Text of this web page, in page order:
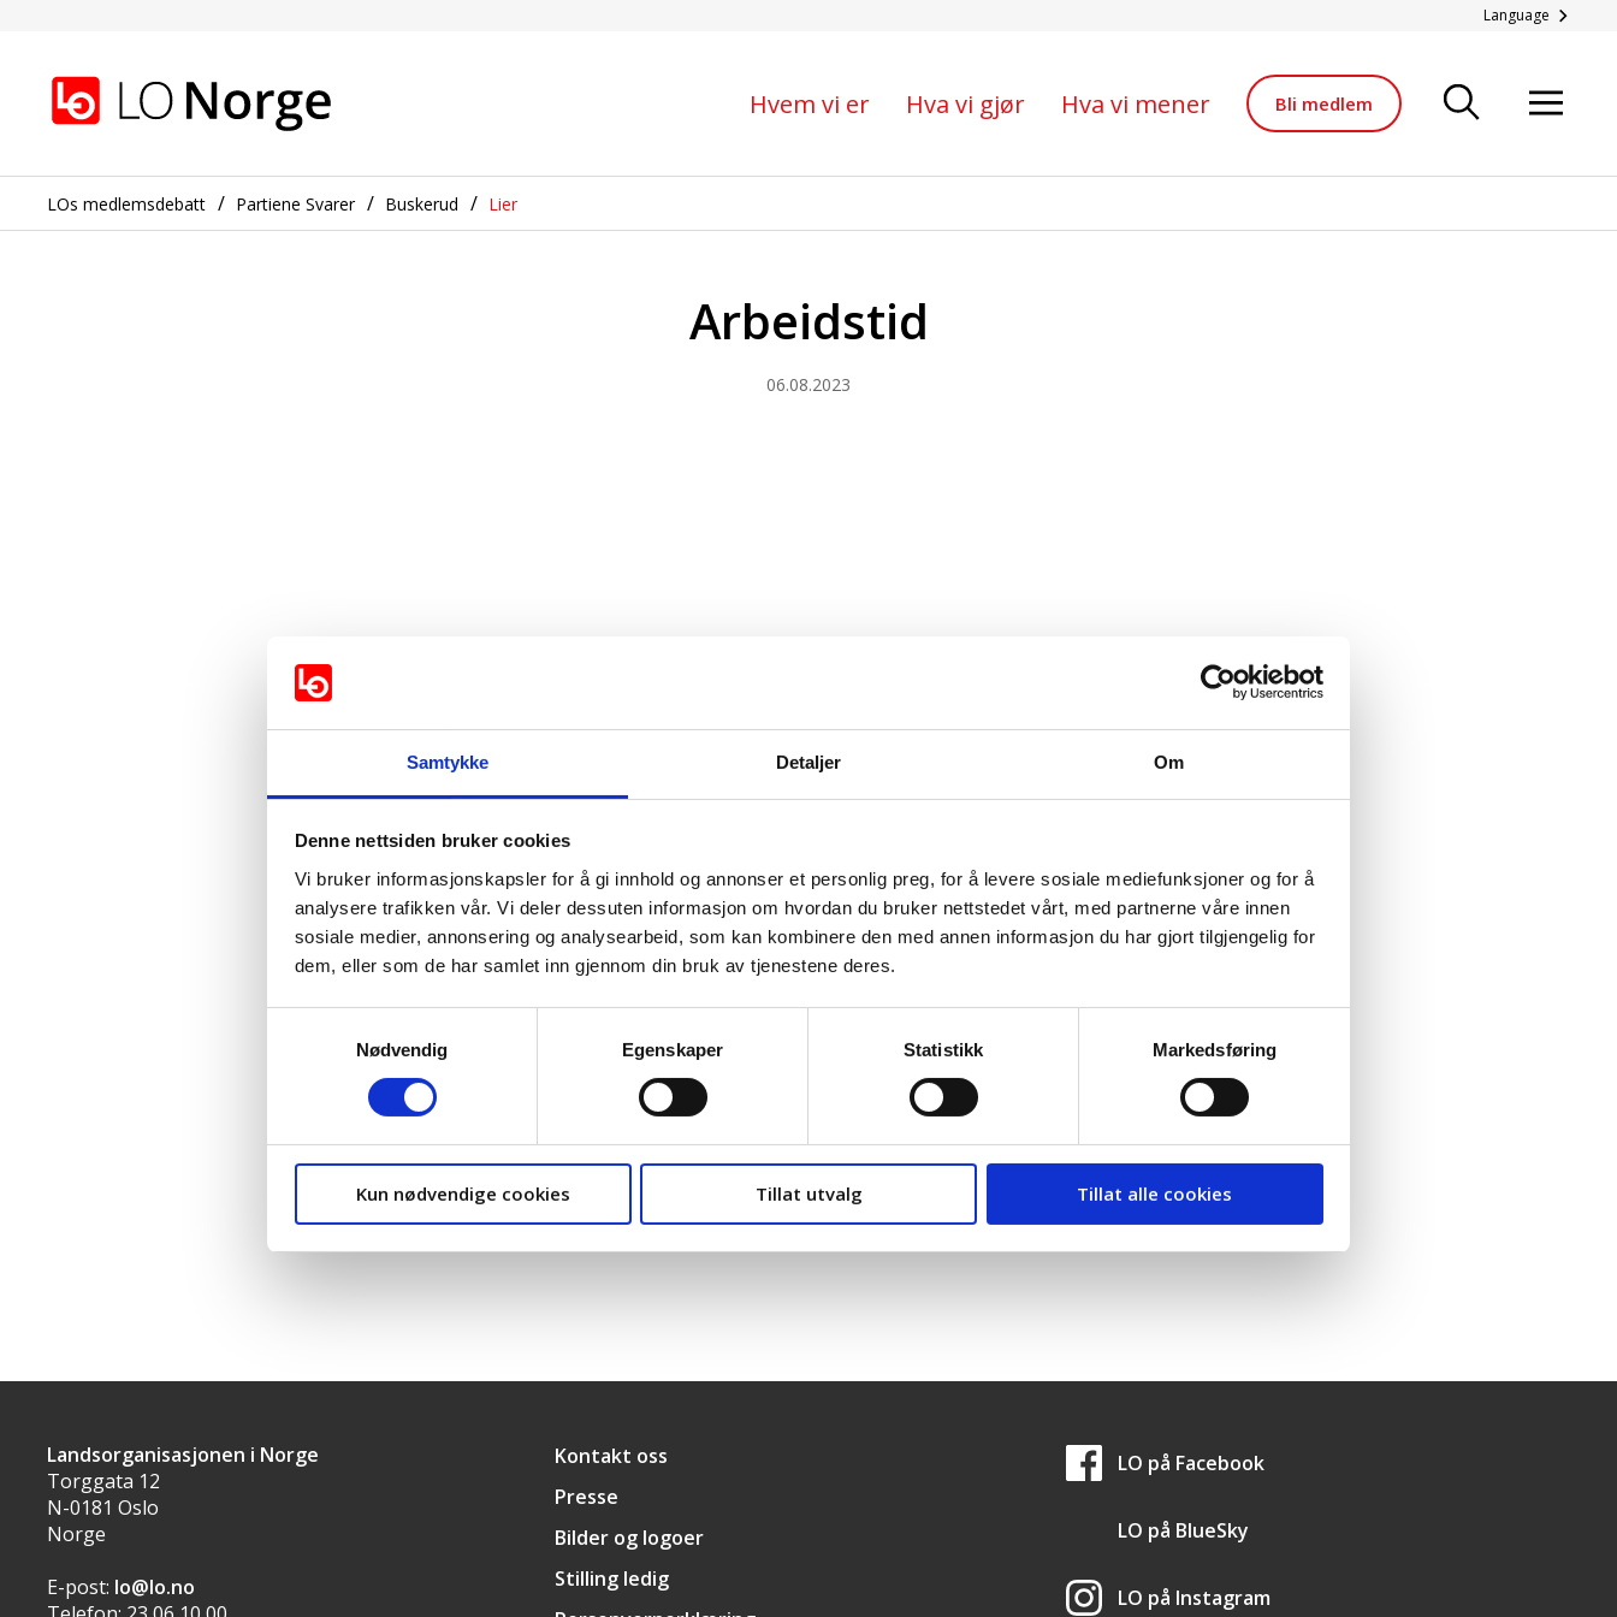
Samtykke Detaljer Om
Denne nettsiden bruker cookies
Vi bruker informasjonskapsler for å gi innhold og annonser et personlig preg, for å levere sosiale mediefunksjoner og for å
analysere trafikken vår. Vi deler dessuten informasjon om hvordan du bruker nettstedet vårt, med partnerne våre innen
sosiale medier, annonsering og analysearbeid, som kan kombinere den med annen informasjon du har gjort tilgjengelig for
dem, eller som de har samlet inn gjennom din bruk av tjenestene deres.
Nødvendig
Egenskaper Statistikk Markedsføring
Kun nødvendige cookies Tillat utvalg Tillat alle cookies
Language
Hvem vi er Hva vi gjør Hva vi mener Bli medlem
LOs medlemsdebatt Partiene Svarer Buskerud Lier
Arbeidstid
06.08.2023
Vil dere at kommunen må si nei til søndagsåpne butikker?
Støttes av:
Miljøpartiet De Grønne Rødt
Støttes ikke av:
Fremskrittspartiet Senterpartiet
Ikke svart:
Høyre Kristelig Folkeparti
Landsorganisasjonen i Norge
Torggata 12
N-0181 Oslo
Norge
E-post: lo@lo.no
Snarveier
Kontakt oss
Presse
Bilder og logoer
Stilling ledig
LO i sosiale medier
LO på Facebook
LO på BlueSky
LO på Instagram